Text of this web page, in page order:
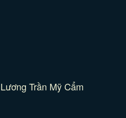
Lương Trần Mỹ Cẩm